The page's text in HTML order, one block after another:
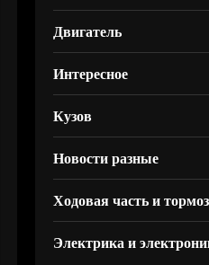
Двигатель
Интересное
Кузов
Новости разные
Ходовая часть и
Электрика и